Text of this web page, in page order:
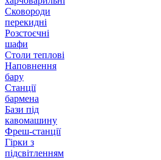
Сковороди
перекидні
Розстоєчні
шафи
Столи теплові
Наповнення
бару
Станції
бармена
Бази під
кавомашину
Фреш-станції
Гірки з
підсвітленням